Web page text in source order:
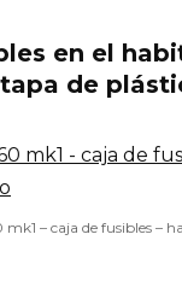
en el
de
mk1 – caja de fusibles –